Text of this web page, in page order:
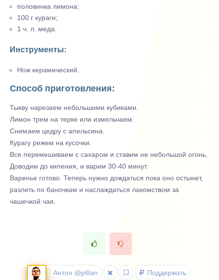
половинка лимона;
100 г кураги;
1 ч. л. меда.
Инструменты:
Нож керамический.
Способ приготовления:
Тыкву нарезаем небольшими кубиками.
Лимон трем на терке или измельчаем.
Снимаем цедру с апельсина.
Курагу режем на кусочки.
Все перемешиваем с сахаром и ставим не небольшой огонь.
Доводим до кипения, и варим 30-40 минут.
Варенье готово. Теперь нужно дождаться пока оно остынет,
разлить по баночкам и наслаждаться лакомством за
чашечкой чая.
Антон @pfilan Поддержать